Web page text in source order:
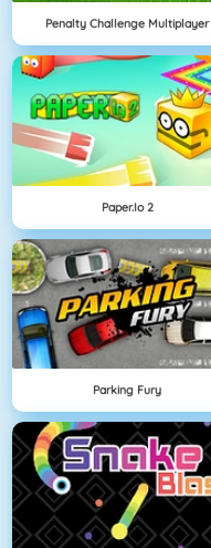
Penalty Challenge Multiplayer
Paper.io 2
Parking Fury